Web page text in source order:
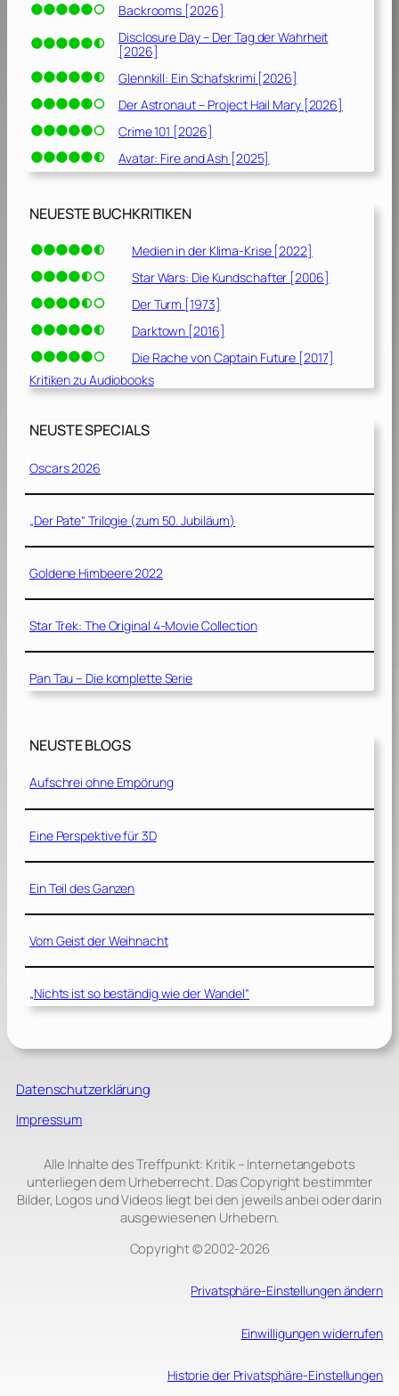
Backrooms [2026]
Disclosure Day – Der Tag der Wahrheit
[2026]
Glennkill: Ein Schafskrimi [2026]
Der Astronaut – Project Hail Mary [2026]
Crime 101 [2026]
Avatar: Fire and Ash [2025]
NEUESTE BUCHKRITIKEN
Medien in der Klima-Krise [2022]
Star Wars: Die Kundschafter [2006]
Der Turm [1973]
Darktown [2016]
Die Rache von Captain Future [2017]
Kritiken zu Audiobooks
NEUSTE SPECIALS
Oscars 2026
„Der Pate“ Trilogie (zum 50. Jubiläum)
Goldene Himbeere 2022
Star Trek: The Original 4-Movie Collection
Pan Tau – Die komplette Serie
NEUSTE BLOGS
Aufschrei ohne Empörung
Eine Perspektive für 3D
Ein Teil des Ganzen
Vom Geist der Weihnacht
„Nichts ist so beständig wie der Wandel“
Datenschutzerklärung
Impressum
Alle Inhalte des Treffpunkt: Kritik – Internetangebots
unterliegen dem Urheberrecht. Das Copyright bestimmter
Bilder, Logos und Videos liegt bei den jeweils anbei oder darin
ausgewiesenen Urhebern.
Copyright © 2002‑2026
Privatsphäre-Einstellungen ändern
Einwilligungen widerrufen
Historie der Privatsphäre-Einstellungen